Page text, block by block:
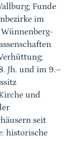
Funde
im
Jh. und im 9.–
und
seit
historische